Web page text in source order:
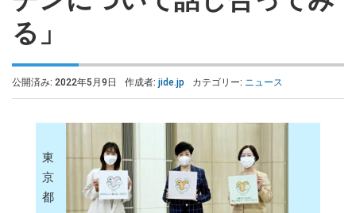
る」
公開済み: 2022年5月9日 作成者: jide.jp カテゴリー: ニュース
東
京
都